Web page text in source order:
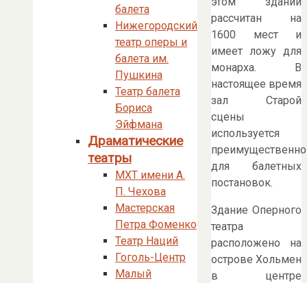
расcчитан на
1600 мест и
имеет ложу для
монарха. В
настоящее время
зал Старой
сцены
используется
преимущественно
для балетных
постановок.
Здание Оперного
театра
расположено на
острове Хольмен
в центре
балета
Нижегородский
театр оперы и
балета им.
Пушкина
Театр балета
Бориса
Эйфмана
Драматические
театры
МХТ имени А.
П. Чехова
Мастерская
Петра Фоменко
Театр Наций
Гоголь-Центр
Малый